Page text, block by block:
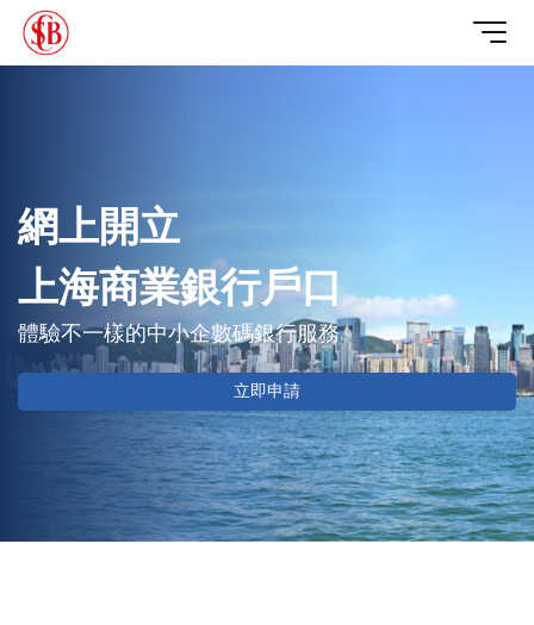
網上開立
上海商業銀行戶口
體驗不一樣的中小企數碼銀行服務
立即申請